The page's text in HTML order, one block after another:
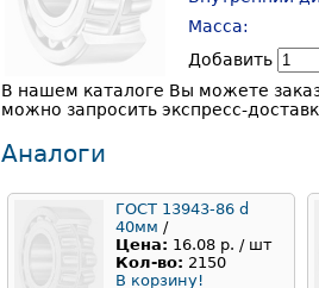
Масса:
Добавить
В нашем каталоге Вы можете
можно запросить экспресс-
Аналоги
ГОСТ 13943-86 d
40мм /
Цена: 16.08 р. / шт
Кол-во: 2150
В корзину!